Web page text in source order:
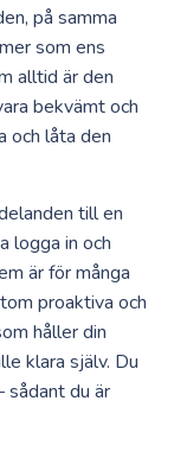
på samma
som ens
alltid är den
bekvämt och
och låta den
till en
logga in och
är för många
proaktiva och
håller din
klara själv. Du
sådant du är